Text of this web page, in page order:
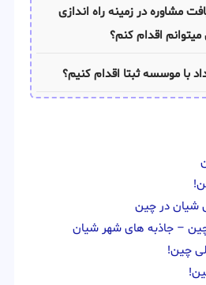
مشاوره در زمینه راه اندازی
اقدام کنم؟
با موسسه ثبتا اقدام کنیم؟
شیان در چین
– جاذبه های شهر شیان
چین!